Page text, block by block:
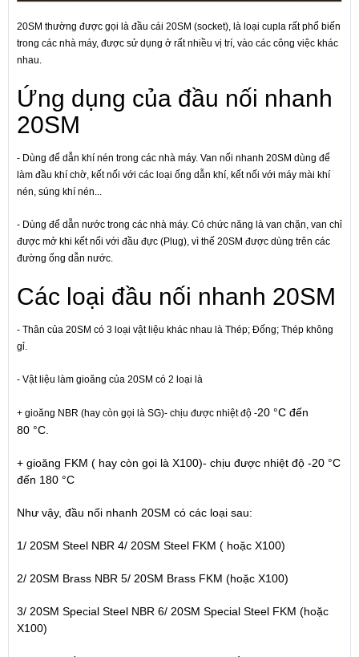
20SM thường được gọi là đầu cái 20SM (socket), là loại cupla rất phổ biến
trong các nhà máy, được sử dụng ở rất nhiều vị trí, vào các công việc khác
nhau.
Ứng dụng của đầu nối nhanh
20SM
- Dùng để dẫn khí nén trong các nhà máy. Van nối nhanh 20SM dùng để
làm đầu khí chờ, kết nối với các loại ống dẫn khí, kết nối với máy mài khí
nén, súng khí nén...
- Dùng để dẫn nước trong các nhà máy. Có chức năng là van chặn, van chỉ
được mở khi kết nối với đầu đực (Plug), vì thế 20SM được dùng trên các
đường ống dẫn nước.
Các loại đầu nối nhanh 20SM
- Thân của 20SM có 3 loại vật liệu khác nhau là Thép; Đống; Thép không
gỉ.
- Vật liệu làm gioăng của 20SM có 2 loại là
+ gioăng NBR (hay còn gọi là SG)- chịu được nhiệt độ -20 °C đến
80 °C.
+ gioăng FKM ( hay còn gọi là X100)- chịu được nhiệt độ -20 °C
đến 180 °C
Như vậy, đầu nối nhanh 20SM có các loại sau:
1/ 20SM Steel NBR 4/ 20SM Steel FKM ( hoặc X100)
2/ 20SM Brass NBR 5/ 20SM Brass FKM (hoặc X100)
3/ 20SM Special Steel NBR 6/ 20SM Special Steel FKM (hoặc
X100)